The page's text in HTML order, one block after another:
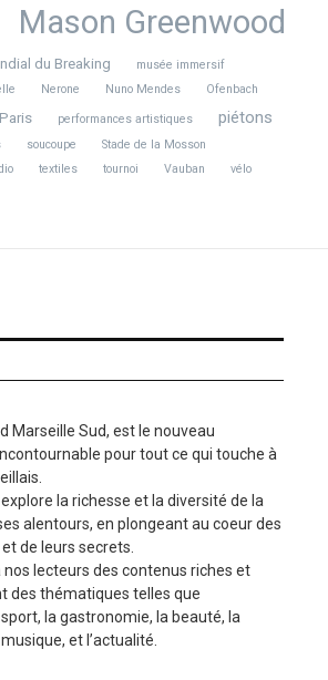
Mason Greenwood
du Breaking
musée immersif
Nerone Nuno Mendes Ofenbach
Paris performances artistiques piétons
soucoupe
Stade de la Mosson
textiles tournoi Vauban vélo
Marseille Sud, est le nouveau
pour tout ce qui touche à
la richesse et la diversité de la
alentours, en plongeant au coeur des
de leurs secrets.
nos lecteurs des contenus riches et
des thématiques telles que
la gastronomie, la beauté, la
et l’actualité.